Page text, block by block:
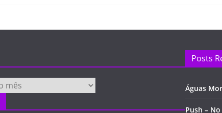
Posts
Águas
Push –